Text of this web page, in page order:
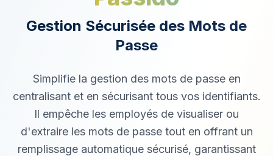
Gestion Sécurisée des Mots de
Passe
Simplifie la gestion des mots de passe en
centralisant et en sécurisant tous vos identifiants.
Il empêche les employés de visualiser ou
d'extraire les mots de passe tout en offrant un
remplissage automatique sécurisé, garantissant